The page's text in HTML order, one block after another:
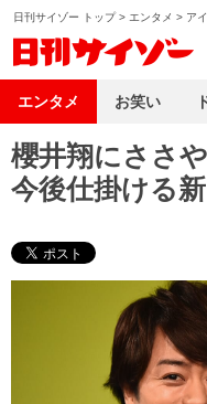
日刊サイゾー トップ> エンタメ > ア
櫻井翔にささ
今後仕掛ける
エンタメ お笑い